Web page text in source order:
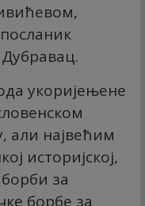
укоријењене
али највећим
историјској,
за
борбе за